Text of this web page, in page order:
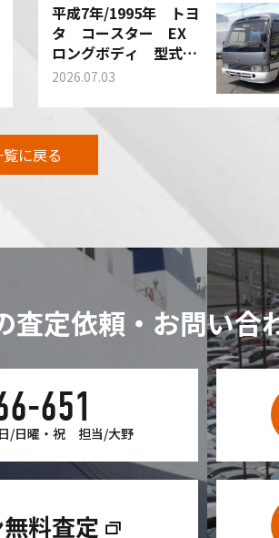
平成7年/1995年 トヨ
タ コースター EX
ロングボディ 型式：
HDB51 MT5速 買い
た！
2026.07.03
覧に戻る
査定依頼・お問い合
651
/日曜・祝 担当/大野
料査定